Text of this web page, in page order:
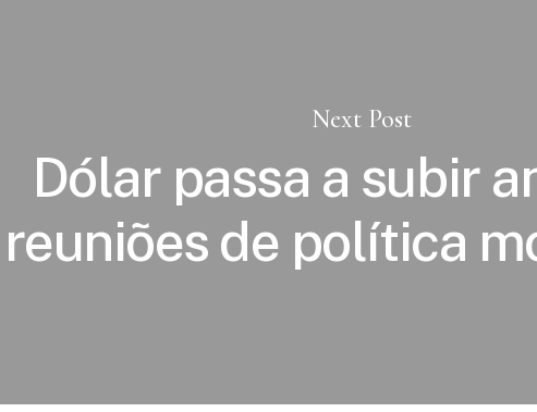
Next Post
Dólar passa a subir
reuniões de política